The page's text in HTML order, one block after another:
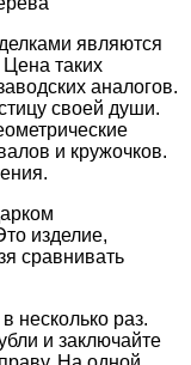
являются
таких
аналогов.
своей души.
и кружочков.
изделие,
сравнивать
несколько раз.
и заключайте